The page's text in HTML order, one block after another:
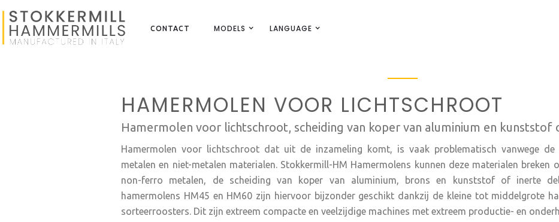
CONTACT MODELS LANGUAGE
HAMERMOLEN VOOR LICHTSCHROOT
Hamermolen voor lichtschroot, scheiding van koper van aluminium en kunststof
Hamermolen voor lichtschroot dat uit de inzameling komt, is vaak problematisch vanwege de
metalen en niet-metalen materialen. Stokkermill-HM Hamermolens kunnen deze materialen breken
non-ferro metalen, de scheiding van koper van aluminium, brons en kunststof of inerte
hamermolens HM45 en HM60 zijn hiervoor bijzonder geschikt dankzij de kleine tot middelgrote
sorteerroosters. Dit zijn extreem compacte en veelzijdige machines met extreem productie- en